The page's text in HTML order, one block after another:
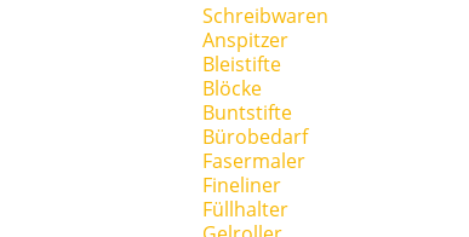
Schreibwaren
Anspitzer
Bleistifte
Blöcke
Buntstifte
Bürobedarf
Fasermaler
Fineliner
Füllhalter